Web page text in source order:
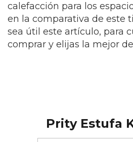
calefacción para los
en la comparativa de este
sea útil este artículo, para
comprar y elijas la mejor
Prity Estufa